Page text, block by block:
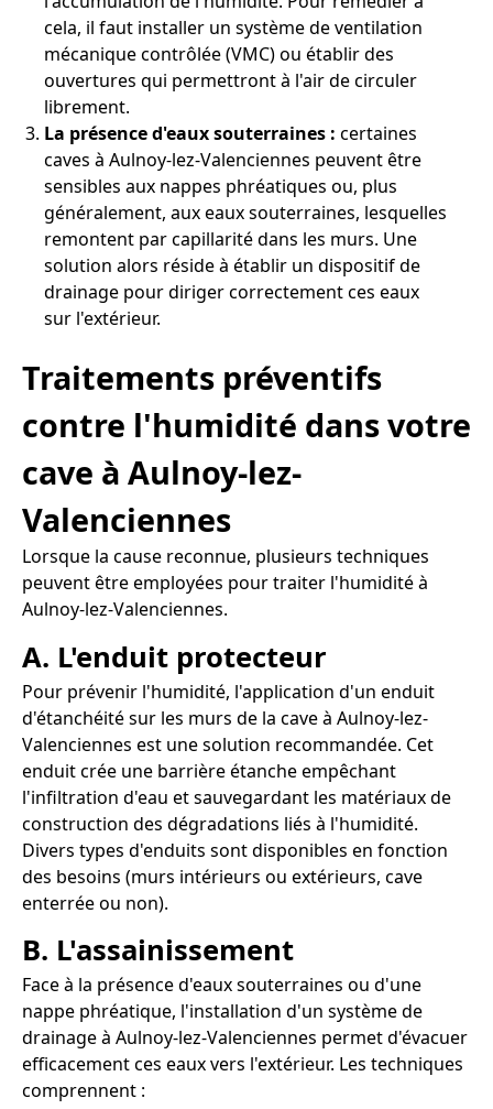
cela, il faut installer un système de ventilation
mécanique contrôlée (VMC) ou établir des
ouvertures qui permettront à l'air de circuler
librement.
La présence d'eaux souterraines : certaines
caves à Aulnoy-lez-Valenciennes peuvent être
sensibles aux nappes phréatiques ou, plus
généralement, aux eaux souterraines, lesquelles
remontent par capillarité dans les murs. Une
solution alors réside à établir un dispositif de
drainage pour diriger correctement ces eaux
sur l'extérieur.
Traitements préventifs
contre l'humidité dans votre
cave à Aulnoy-lez-
Valenciennes
Lorsque la cause reconnue, plusieurs techniques
peuvent être employées pour traiter l'humidité à
Aulnoy-lez-Valenciennes.
A. L'enduit protecteur
Pour prévenir l'humidité, l'application d'un enduit
d'étanchéité sur les murs de la cave à Aulnoy-lez-
Valenciennes est une solution recommandée. Cet
enduit crée une barrière étanche empêchant
l'infiltration d'eau et sauvegardant les matériaux de
construction des dégradations liés à l'humidité.
Divers types d'enduits sont disponibles en fonction
des besoins (murs intérieurs ou extérieurs, cave
enterrée ou non).
B. L'assainissement
Face à la présence d'eaux souterraines ou d'une
nappe phréatique, l'installation d'un système de
drainage à Aulnoy-lez-Valenciennes permet d'évacuer
efficacement ces eaux vers l'extérieur. Les techniques
comprennent :